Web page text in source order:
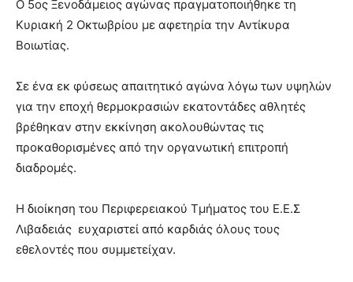
Ο 5ος Ξενοδάμειος αγώνας πραγματοποιήθηκε τη
Κυριακή 2 Οκτωβρίου με αφετηρία την Αντίκυρα
Βοιωτίας.
Σε ένα εκ φύσεως απαιτητικό αγώνα λόγω των υψηλών
για την εποχή θερμοκρασιών εκατοντάδες αθλητές
βρέθηκαν στην εκκίνηση ακολουθώντας τις
προκαθορισμένες από την οργανωτική επιτροπή
διαδρομές.
Η διοίκηση του Περιφερειακού Τμήματος του Ε.Ε.Σ
Λιβαδειάς ευχαριστεί από καρδιάς όλους τους
εθελοντές που συμμετείχαν.